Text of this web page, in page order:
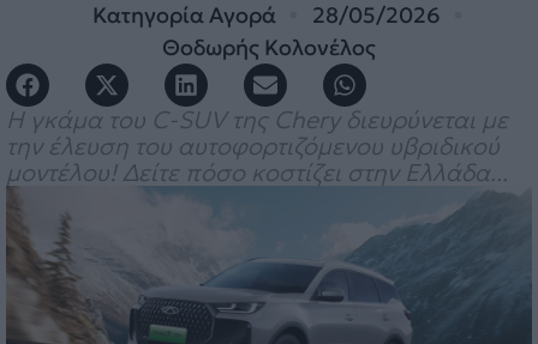
ΚατηγορίαΑγορά
28/05/2026
Θοδωρής Κολονέλος
H γκάμα του C-SUV της Chery διευρύνεται με
την έλευση του αυτοφορτιζόμενου υβριδικού
μοντέλου! Δείτε πόσο κοστίζει στην Ελλάδα...